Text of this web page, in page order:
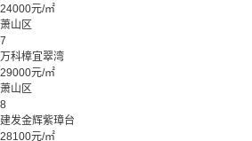
24000元/㎡
萧山区
7
万科樟宜翠湾
29000元/㎡
萧山区
8
建发金辉紫璋台
28100元/㎡